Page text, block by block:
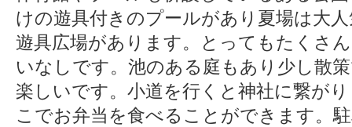
けの遊具付きのプールがあり夏場は大
遊具広場があります。とってもたくさ
いなしです。池のある庭もあり少し散
楽しいです。小道を行くと神社に繋が
こでお弁当を食べることができます。